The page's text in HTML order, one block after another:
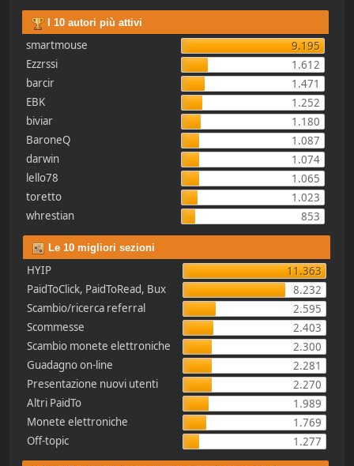
I 10 autori più attivi
smartmouse
9.195
Ezzrssi
1.612
barcir
1.471
EBK
1.252
biviar
1.180
BaroneQ
1.087
darwin
1.074
lello78
1.065
toretto
1.023
whrestian
853
Le 10 migliori sezioni
HYIP
11.363
PaidToClick, PaidToRead, Bux
8.232
Scambio/ricerca referral
2.595
Scommesse
2.403
Scambio monete elettroniche
2.300
Guadagno on-line
2.281
Presentazione nuovi utenti
2.270
Altri PaidTo
1.989
Monete elettroniche
1.769
Off-topic
1.277